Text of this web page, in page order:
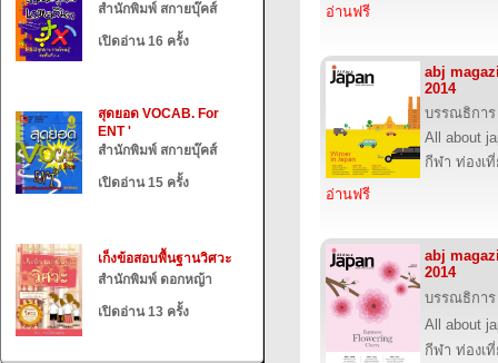
สำนักพิมพ์ สกายบุ๊คส์
เปิดอ่าน 16 ครั้ง
สุดยอด VOCAB. For
ENT '
สำนักพิมพ์ สกายบุ๊คส์
เปิดอ่าน 15 ครั้ง
เก็งข้อสอบพื้นฐานวิศวะ
สำนักพิมพ์ ดอกหญ้า
เปิดอ่าน 13 ครั้ง
อ่านฟรี
abj
2014
บรรณธิการ
All about
กีฬา ท่องเ
อ่านฟรี
abj
2014
บรรณธิการ
All about
กีฬา ท่องเ